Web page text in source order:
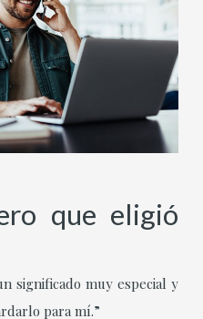
que eligió
significado muy especial y
para mí.”